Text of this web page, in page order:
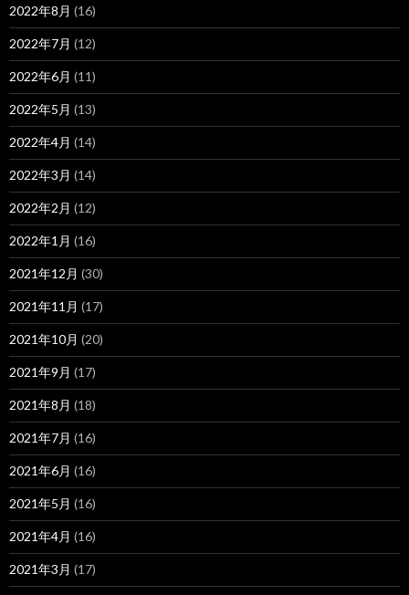
2022年8月 (16)
2022年7月 (12)
2022年6月 (11)
2022年5月 (13)
2022年4月 (14)
2022年3月 (14)
2022年2月 (12)
2022年1月 (16)
2021年12月 (30)
2021年11月 (17)
2021年10月 (20)
2021年9月 (17)
2021年8月 (18)
2021年7月 (16)
2021年6月 (16)
2021年5月 (16)
2021年4月 (16)
2021年3月 (17)